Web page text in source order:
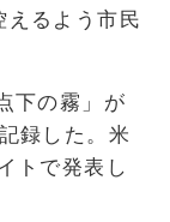
えるよう市民
下の霧」が
録した。米
トで発表し